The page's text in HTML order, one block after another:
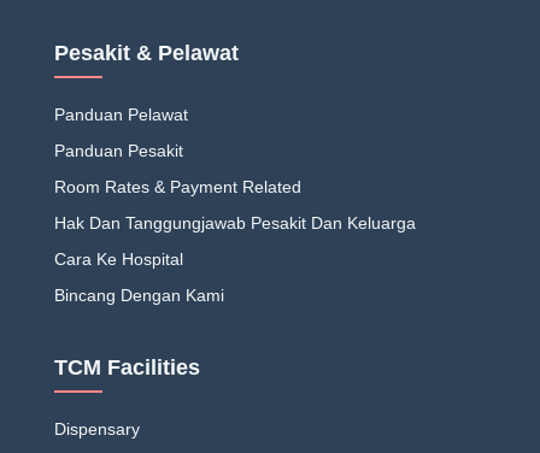
Pesakit & Pelawat
Panduan Pelawat
Panduan Pesakit
Room Rates & Payment Related
Hak Dan Tanggungjawab Pesakit Dan Keluarga
Cara Ke Hospital
Bincang Dengan Kami
TCM Facilities
Dispensary